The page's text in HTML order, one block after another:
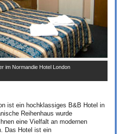
im Normandie Hotel London
ist ein hochklassiges B&B Hotel in
Reihenhaus wurde
eine Vielfalt an modernen
Das Hotel ist ein